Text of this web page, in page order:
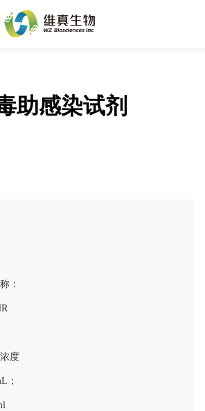
助感染试剂
：
浓度
；